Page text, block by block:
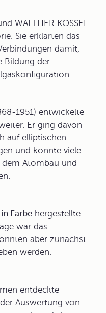
WALTHER KOSSEL
Sie erklärten das
damit,
Bildung der
1951) entwickelte
Er ging davon
auf elliptischen
und konnte viele
Atombau und
in Farbe hergestellte
war das
aber zunächst
werden.
entdeckte
der Auswertung von